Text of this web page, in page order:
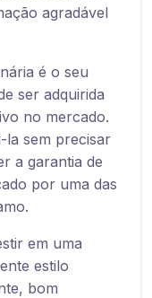
agradável
é o seu
ser adquirida
no mercado.
la sem precisar
a garantia de
por uma das
em uma
estilo
bom